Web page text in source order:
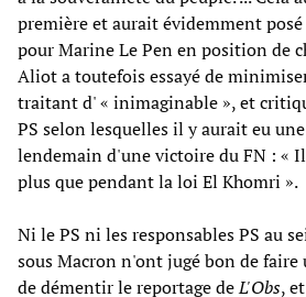
première et aurait évidemment
pour Marine Le Pen en position de
Aliot a toutefois essayé de
traitant d' « inimaginable », et
PS selon lesquelles il y aurait eu
lendemain d'une victoire du FN : «
plus que pendant la loi El Khomri ».
Ni le PS ni les responsables PS au
sous Macron n'ont jugé bon de
de démentir le reportage deL'Obs,